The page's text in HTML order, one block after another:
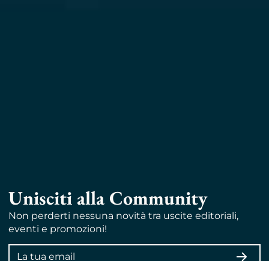
Unisciti alla Community
Non perderti nessuna novità tra uscite editoriali,
eventi e promozioni!
Indirizzo